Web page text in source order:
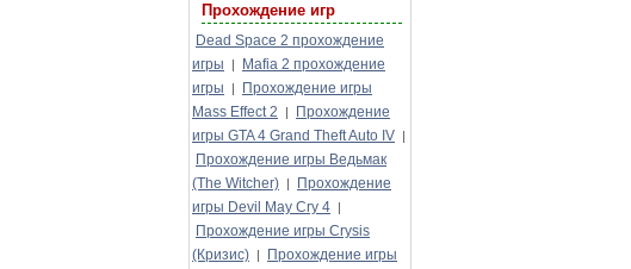
Прохождение игр
Dead Space 2 прохождение
игры
|
Mafia 2 прохождение
игры
|
Прохождение игры
Mass Effect 2
|
Прохождение
игры GTA 4 Grand Theft Auto IV |
Прохождение игры Ведьмак
(The Witcher) |
Прохождение
игры Devil May Cry 4 |
Прохождение игры Crysis
(Кризис) |
Прохождение игры